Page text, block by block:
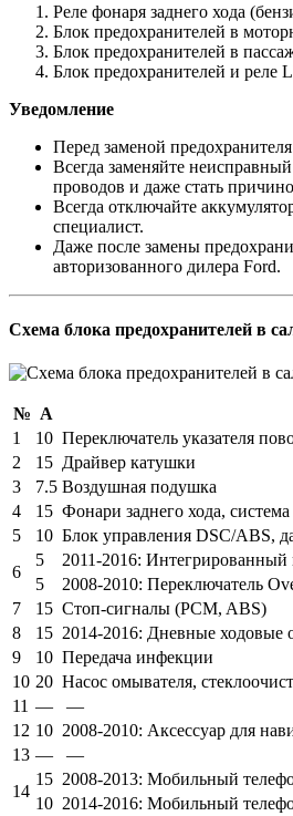
Реле фонаря заднего хода
Блок предохранителей в
Блок предохранителей в
Блок предохранителей и реле
Уведомление
Перед заменой
Всегда заменяйте
проводов и даже стать
Всегда отключайте
специалист.
Даже после замены
авторизованного дилера Ford.
Схема блока предохранителей в
№ А
1
10 Переключатель указателя
2
15 Драйвер катушки
3
7.5 Воздушная подушка
4
15 Фонари заднего хода,
5
10 Блок управления DSC/ABS,
6
5
2011-2016: Интегрированный
5
2008-2010: Переключатель
7
15 Стоп-сигналы (PCM, ABS)
8
15 2014-2016: Дневные ходовые
9
10 Передача инфекции
10 20 Насос омывателя,
11 —
—
12 10 2008-2010: Аксессуар для
13 —
—
14
15 2008-2013: Мобильный
10 2014-2016: Мобильный